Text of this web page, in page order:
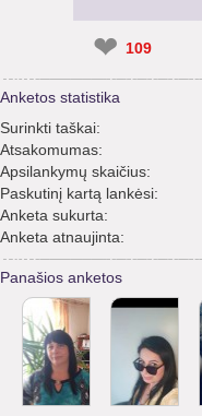
❤ 109
Anketos statistika
Surinkti taškai:
Atsakomumas:
Apsilankymų skaičius:
Paskutinį kartą lankėsi:
Anketa sukurta:
Anketa atnaujinta:
Panašios anketos